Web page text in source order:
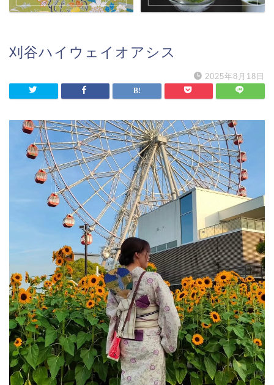
刈谷ハイウェイオアシス
2025年8月18日